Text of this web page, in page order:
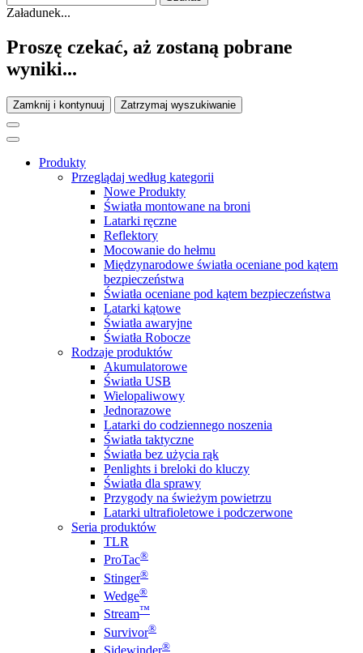
Załadunek...
Proszę czekać, aż zostaną pobrane
wyniki...
Zamknij i kontynuuj Zatrzymaj wyszukiwanie
Produkty
Przeglądaj według kategorii
Nowe Produkty
Światła montowane na broni
Latarki ręczne
Reflektory
Mocowanie do hełmu
Międzynarodowe światła oceniane pod kątem
bezpieczeństwa
Światła oceniane pod kątem bezpieczeństwa
Latarki kątowe
Światła awaryjne
Światła Robocze
Rodzaje produktów
Akumulatorowe
Światła USB
Wielopaliwowy
Jednorazowe
Latarki do codziennego noszenia
Światła taktyczne
Światła bez użycia rąk
Penlights i breloki do kluczy
Światła dla sprawy
Przygody na świeżym powietrzu
Latarki ultrafioletowe i podczerwone
Seria produktów
TLR
ProTac®
Stinger®
Wedge®
Stream™
Survivor®
Sidewinder®